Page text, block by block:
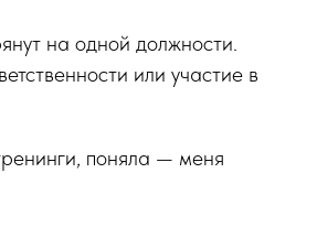
на одной должности.
или участие в
поняла — меня